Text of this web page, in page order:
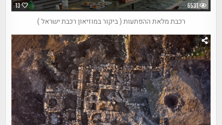
13 6531
רכבת מלאת ההפתעות ( ביקור במוזיאון רכבת ישראל )